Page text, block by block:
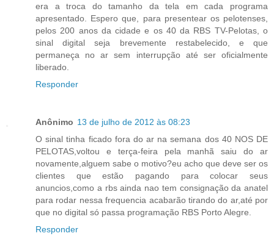
era a troca do tamanho da tela em cada programa
apresentado. Espero que, para presentear os pelotenses,
pelos 200 anos da cidade e os 40 da RBS TV-Pelotas, o
sinal digital seja brevemente restabelecido, e que
permaneça no ar sem interrupção até ser oficialmente
liberado.
Responder
Anônimo 13 de julho de 2012 às 08:23
O sinal tinha ficado fora do ar na semana dos 40 NOS DE
PELOTAS,voltou e terça-feira pela manhã saiu do ar
novamente,alguem sabe o motivo?eu acho que deve ser os
clientes que estão pagando para colocar seus
anuncios,como a rbs ainda nao tem consignação da anatel
para rodar nessa frequencia acabarão tirando do ar,até por
que no digital só passa programação RBS Porto Alegre.
Responder